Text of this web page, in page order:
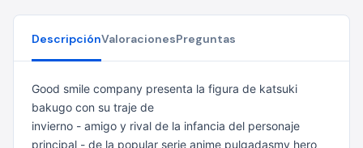
DescripciónValoracionesPreguntas
Good smile company presenta la figura de katsuki
bakugo con su traje de
invierno - amigo y rival de la infancia del personaje
principal - de la popular serie anime pulgadasmy hero